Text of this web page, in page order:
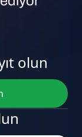
2
3
0
1
olun